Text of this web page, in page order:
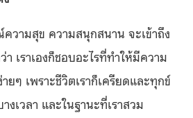
วามสุข ความสนุกสนาน จะเข้าถึง
เราเองก็ชอบอะไรที่ทำให้มีความ
ยๆ เพราะชีวิตเราก็เครียดและทุกข์
เวลา และในฐานะที่เราสวม